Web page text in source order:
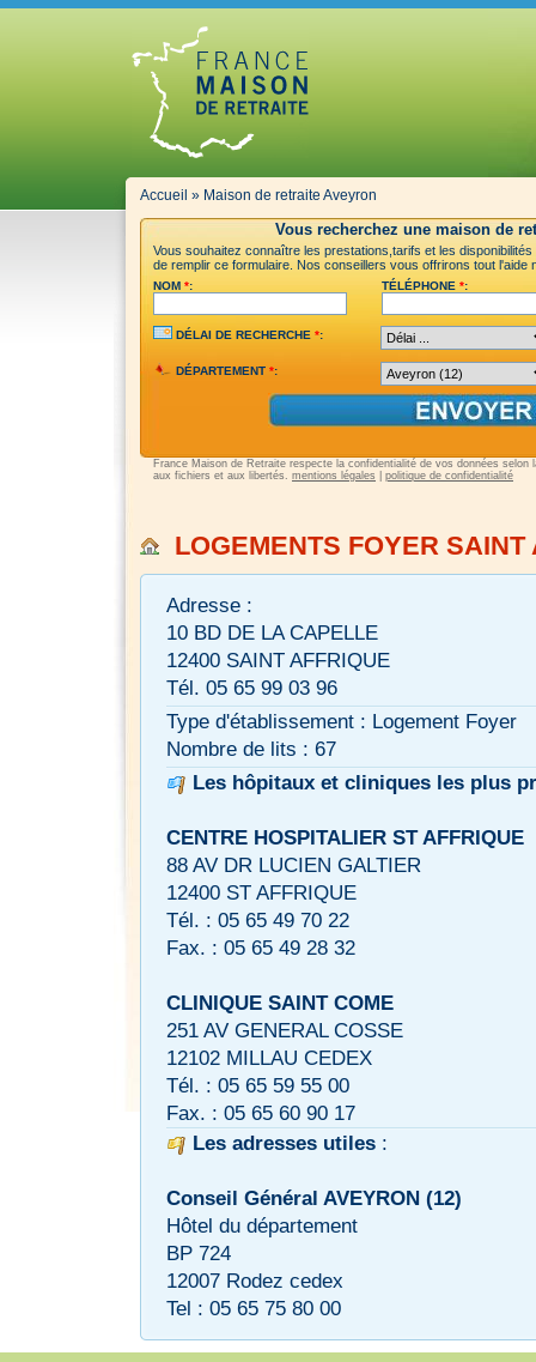
Accueil » Maison de retraite Aveyron
Vous recherchez une maison de
Vous souhaitez connaître les prestations,tarifs et les
de remplir ce formulaire. Nos conseillers vous offrirons tout
NOM *: TÉLÉPHONE *:
DÉLAI DE RECHERCHE *:
DÉPARTEMENT *:
France Maison de Retraite respecte la confidentialité de vos données selon
aux fichiers et aux libertés. mentions légales politique de confidentialité
LOGEMENTS FOYER SAINT
Adresse :
10 BD DE LA CAPELLE
12400 SAINT AFFRIQUE
Tél. 05 65 99 03 96
Type d'établissement : Logement Foyer
Nombre de lits : 67
Les hôpitaux et cliniques les plus
CENTRE HOSPITALIER ST AFFRIQUE
88 AV DR LUCIEN GALTIER
12400 ST AFFRIQUE
Tél. : 05 65 49 70 22
Fax. : 05 65 49 28 32
CLINIQUE SAINT COME
251 AV GENERAL COSSE
12102 MILLAU CEDEX
Tél. : 05 65 59 55 00
Fax. : 05 65 60 90 17
Les adresses utiles :
Conseil Général AVEYRON (12)
Hôtel du département
BP 724
12007 Rodez cedex
Tel : 05 65 75 80 00